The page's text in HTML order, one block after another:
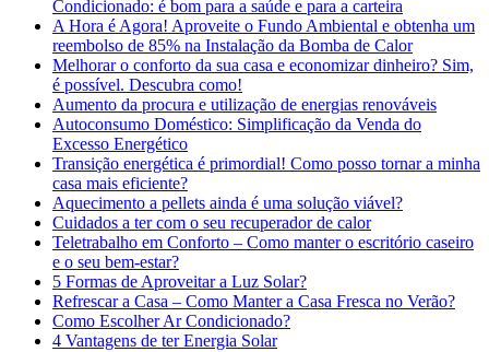
Condicionado: é bom para a saúde e para a carteira
A Hora é Agora! Aproveite o Fundo Ambiental e obtenha um
reembolso de 85% na Instalação da Bomba de Calor
Melhorar o conforto da sua casa e economizar dinheiro? Sim,
é possível. Descubra como!
Aumento da procura e utilização de energias renováveis
Autoconsumo Doméstico: Simplificação da Venda do
Excesso Energético
Transição energética é primordial! Como posso tornar a minha
casa mais eficiente?
Aquecimento a pellets ainda é uma solução viável?
Cuidados a ter com o seu recuperador de calor
Teletrabalho em Conforto – Como manter o escritório caseiro
e o seu bem-estar?
5 Formas de Aproveitar a Luz Solar?
Refrescar a Casa – Como Manter a Casa Fresca no Verão?
Como Escolher Ar Condicionado?
4 Vantagens de ter Energia Solar